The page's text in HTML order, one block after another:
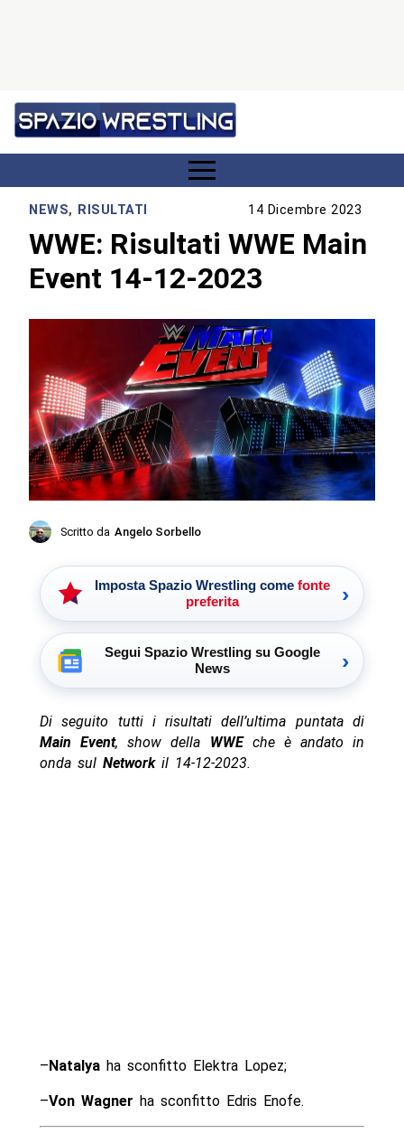
NEWS, RISULTATI 14 Dicembre 2023
WWE: Risultati WWE Main
Event 14-12-2023
Scritto da Angelo Sorbello
Imposta Spazio Wrestling come fonte
preferita
›
Segui Spazio Wrestling su Google
News
›
Di seguito tutti i risultati dell’ultima puntata di
Main Event, show della WWEche è andato in
onda sul Networkil 14-12-2023.
– Natalyaha sconfitto Elektra Lopez;
–Von Wagner ha sconfitto Edris Enofe.